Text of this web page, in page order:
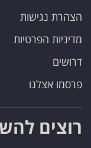
הצהרת נגישות
מדיניות הפרטיות
דרושים
פרסמו אצלנו
רוצים